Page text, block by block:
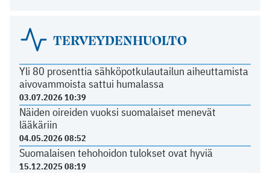
TERVEYDENHUOLTO
Yli 80 prosenttia sähköpotkulautailun aiheuttamista
aivovammoista sattui humalassa
03.07.2026 10:39
Näiden oireiden vuoksi suomalaiset menevät
lääkäriin
04.05.2026 08:52
Suomalaisen tehohoidon tulokset ovat hyviä
15.12.2025 08:19